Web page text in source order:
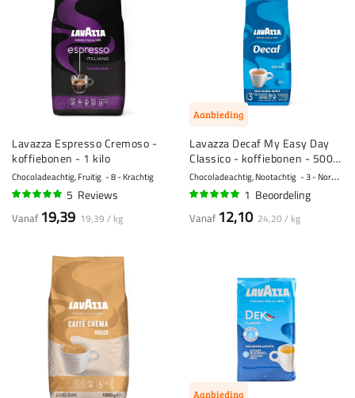
Lavazza Espresso Cremoso -
koffiebonen - 1 kilo
Chocoladeachtig, Fruitig 8 - Krachtig
5 Reviews
Vanaf 19,39 19,39 / kg
Aanbieding
Lavazza Decaf My Easy Day
Classico - koffiebonen - 500
gram
Chocoladeachtig, Nootachtig 3 - Normaal
1 Beoordeling
Vanaf 12,10 24,20 / kg
Aanbieding